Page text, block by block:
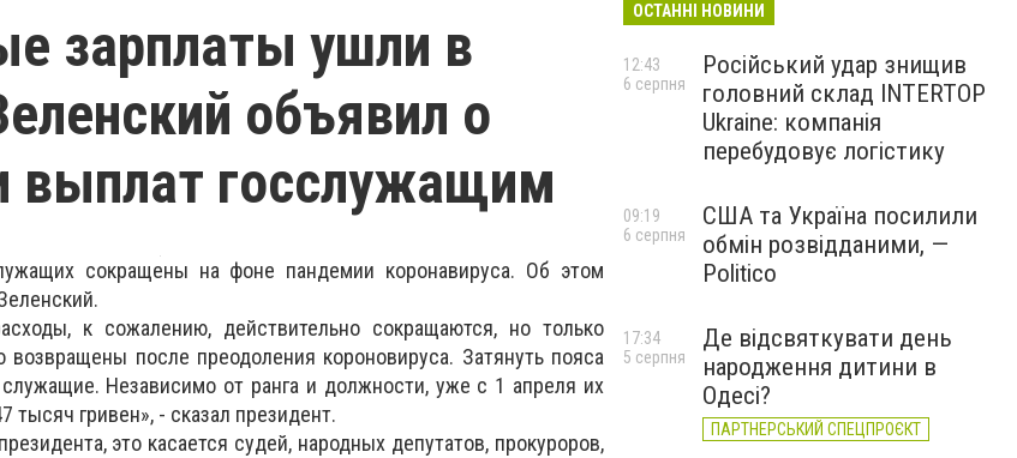
зарплаты ушли в
объявил о
выплат госслужащим
сокращены на фоне пандемии коронавируса. Об этом
к сожалению, действительно сокращаются, но только
возвращены после преодоления короновируса. Затянуть пояса
Независимо от ранга и должности, уже с 1 апреля их
тысяч гривен», - сказал президент.
это касается судей, народных депутатов, прокуроров,
ОСТАННІ НОВИНИ
Російський удар знищив
головний склад INTERTOP
Ukraine: компанія
перебудовує логістику
12:43
6 серпня
США та Україна посилили
обмін розвідданими, —
Politico
09:19
6 серпня
Де відсвяткувати день
народження дитини в
Одесі?
ПАРТНЕРСЬКИЙ СПЕЦПРОЄКТ
17:34
5 серпня